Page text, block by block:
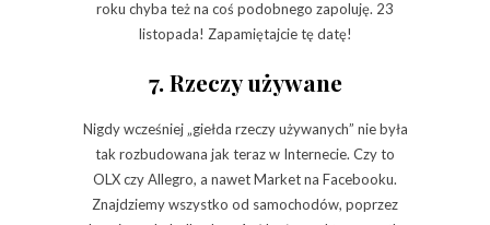
roku chyba też na coś podobnego zapoluję. 23
listopada! Zapamiętajcie tę datę!
7. Rzeczy używane
Nigdy wcześniej „giełda rzeczy używanych” nie była
tak rozbudowana jak teraz w Internecie. Czy to
OLX czy Allegro, a nawet Market na Facebooku.
Znajdziemy wszystko od samochodów, poprzez